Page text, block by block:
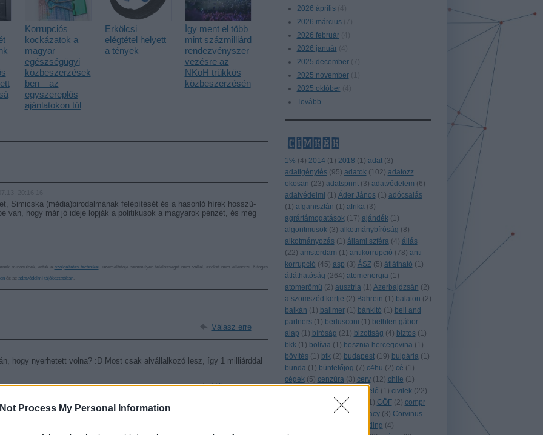
Process My Personal Information
2026 április
2026 március
2026 február
2026 január
2025 december
2025 november
2025 október
Tovább...
címkék
1% (4) 2014 (1) 2018 (1) adat (3)
adatigénylés (95) adatok (102) adatozz
okosan (23) adatsprint (3) adatvédelem (6)
adatvédelmi (1) Áder János (1) adócsalás
(1) afganisztán (1) afrika (3)
agrártámogatások (17) ajándék (1)
algoritmusok (3) alkotmánybíróság ( 8)
alkotmányozás (1) állami szféra (4) állás
(22) amsterdam (1) antikorrupció (78) anti
korrupció (45) asp (3) ÁSZ (5) átlátható (1)
átláthatóság (264) atomenergia (1)
atomerőmű (2) ausztria (1) Azerbajdzsán (2)
a szomszéd kertje (2) Bahrein (1) balaton (2)
balkán (1) ballmer (1) bánkitó (1) bell and
partners (1) berlusconi (1) bethlen gábor
alap (1) bíróság (21) bizottság (4) biztos (1)
bkk (1) bolívia (1) bosznia hercegovina (1)
bővítés (1) btk (2) budapest (19) bulgária (1)
bunda (1) büntetőjog (7) c4hu (2) cé (1)
cégek (5) cenzúra (3) cerv (12) chile (1)
ciklusértékelő (1) civilek (22)
civil kapocs 1) CÖF (2) compr
conspiracy for democracy (3) Corvinus
crowdfunding (4)
Korrupciós
kockázatok a
magyar
egészségügyi
közbeszerzések
ben – az
egyszereplős
ajánlatokon túl
Erkölcsi
elégtétel helyett
a tények
Így ment el több
mint százmilliárd
rendezvényszer
vezésre az
NKoH trükkös
közbeszerzésén
Simicska (média)birodalmának felépítését és a hasonló hírek hosszú-
van, hogy már jó ideje lopják a politikusok a magyarok pénzét, és még
minősülnek, értük a szolgáltatás technikai üzemeltetője semmilyen felelősséget nem vállal, azokat nem ellenőrzi. Kifogás
és az adatvédelmi tájékoztatóban.
Válasz erre
hogy nyerhetett volna? :D Most csak alvállalkozó lesz, így 1 milliárddal
Válasz erre
19:43:05
folyni, hogy lám-lám hazugság, hogy Orbán-Simicska mindent visz, hisz
Geci tolvaj Fidesz!